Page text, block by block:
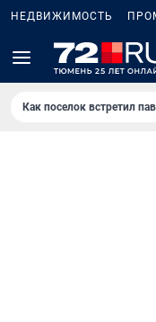
НЕДВИЖИМОСТЬ
Как поселок встретил